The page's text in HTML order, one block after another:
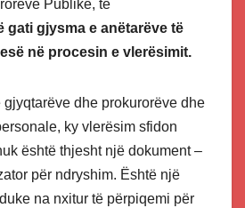
Publikë, të
gjysma e anëtarëve të
në procesin e vlerësimit.
gjyqtarëve dhe prokurorëve dhe
ky vlerësim sfidon
është thjesht një dokument –
për ndryshim. Është një
na nxitur të përpiqemi për